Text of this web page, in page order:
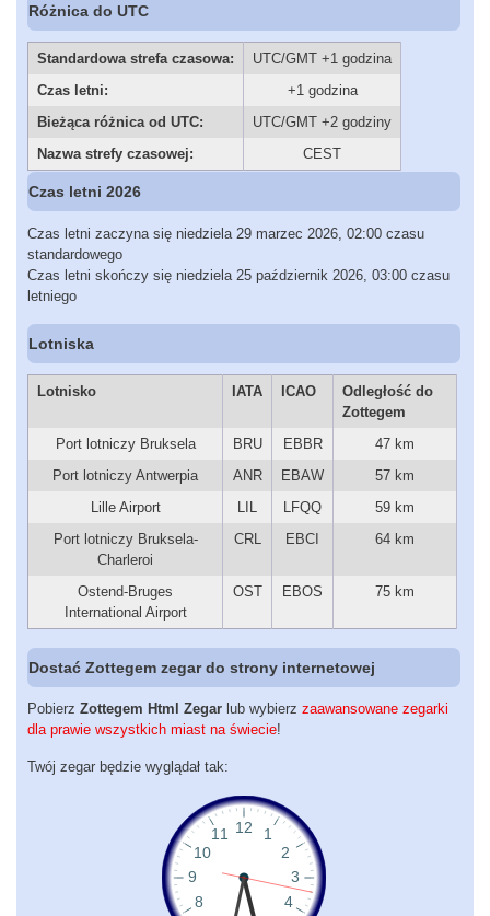
Różnica do UTC
Standardowa strefa czasowa:
UTC/GMT +1 godzina
Czas letni:
+1 godzina
Bieżąca różnica od UTC:
UTC/GMT +2 godziny
Nazwa strefy czasowej:
CEST
Czas letni 2026
Czas letni zaczyna się niedziela 29 marzec 2026, 02:00 czasu
standardowego
Czas letni skończy się niedziela 25 październik 2026, 03:00 czasu
letniego
Lotniska
Lotnisko IATA ICAO
Odległość do
Zottegem
Port lotniczy Bruksela
BRU EBBR
47 km
Port lotniczy Antwerpia
ANR EBAW
57 km
Lille Airport
LIL LFQQ
59 km
Port lotniczy Bruksela-
Charleroi
CRL EBCI 64 km
Ostend-Bruges
International Airport
OST EBOS 75 km
Dostać Zottegem zegar do strony internetowej
Pobierz Zottegem Html Zegar lub wybierz zaawansowane zegarki
dla prawie wszystkich miast na świecie!
Twój zegar będzie wyglądał tak: